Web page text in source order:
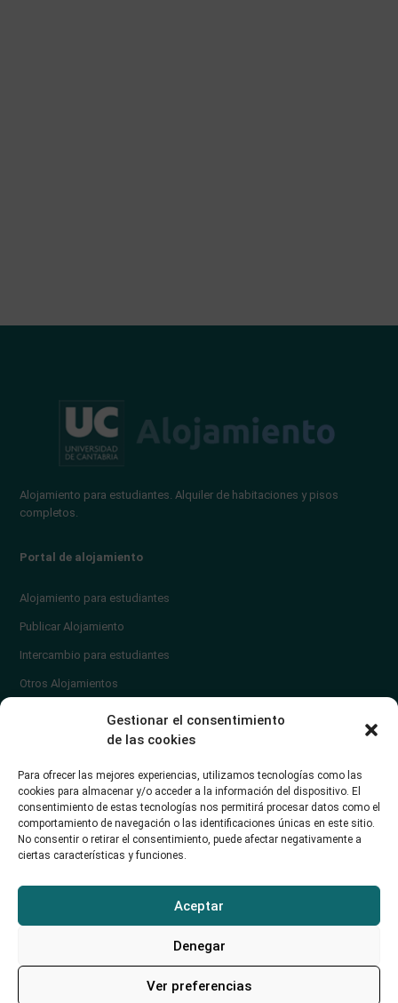
Gestionar el consentimiento
de las cookies
Para ofrecer las mejores experiencias, utilizamos tecnologías como las
cookies para almacenar y/o acceder a la información del dispositivo. El
consentimiento de estas tecnologías nos permitirá procesar datos como el
comportamiento de navegación o las identificaciones únicas en este sitio.
No consentir o retirar el consentimiento, puede afectar negativamente a
ciertas características y funciones.
Aceptar
Denegar
Ver preferencias
Alojamiento para estudiantes. Alquiler de habitaciones y pisos
completos.
Portal de alojamiento
Alojamiento para estudiantes
Publicar Alojamiento
Intercambio para estudiantes
Otros Alojamientos
¿Cómo publicar un anuncio?
Contacto
soporte@alojamientounican.es
Alojamiento Universidad de Cantabria Copyright © 2023​